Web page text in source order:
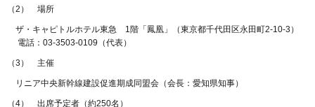
（2） 場所
ザ・キャピトルホテル東急 1階「鳳凰」（東京都千代田区永田町2-10-3）
電話：03-3503-0109（代表）
（3） 主催
リニア中央新幹線建設促進期成同盟会（会長：愛知県知事）
（4） 出席予定者（約250名）